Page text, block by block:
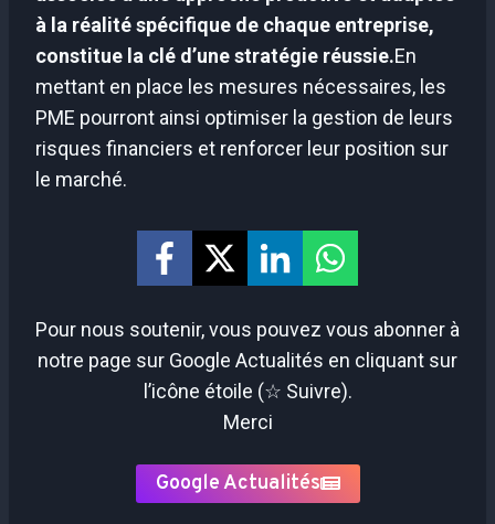
à la réalité spécifique de chaque entreprise,
constitue la clé d’une stratégie réussie.En
mettant en place les mesures nécessaires, les
PME pourront ainsi optimiser la gestion de leurs
risques financiers et renforcer leur position sur
le marché.
Pour nous soutenir, vous pouvez vous abonner à
notre page sur Google Actualités en cliquant sur
l’icône étoile (☆ Suivre).
Merci
Google Actualités